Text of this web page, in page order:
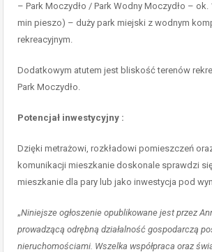
– Park Moczydło / Park Wodny Moczydło –
min pieszo) – duży park miejski z wodnym
rekreacyjnym.
Dodatkowym atutem jest bliskość terenów
Park Moczydło.
Potencjał inwestycyjny :
Dzięki metrażowi, rozkładowi pomieszczeń
komunikacji mieszkanie doskonale sprawdzi
mieszkanie dla pary lub jako inwestycja pod
„Niniejsze ogłoszenie opublikowane jest przez
prowadzącą odrębną działalność gospodarczą
nieruchomościami. Wszelka współpraca oraz